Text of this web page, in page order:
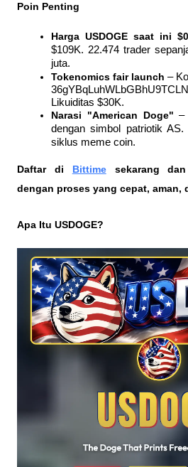
Poin Penting
Harga USDOGE saat ini
$109K. 22.474 trader
juta.
Tokenomics fair launch –
Likuiditas $30K.
Narasi "American Doge" –
dengan simbol patriotik
siklus meme coin.
Daftar di Bittime sekarang
dengan proses yang cepat, aman,
Apa Itu USDOGE?